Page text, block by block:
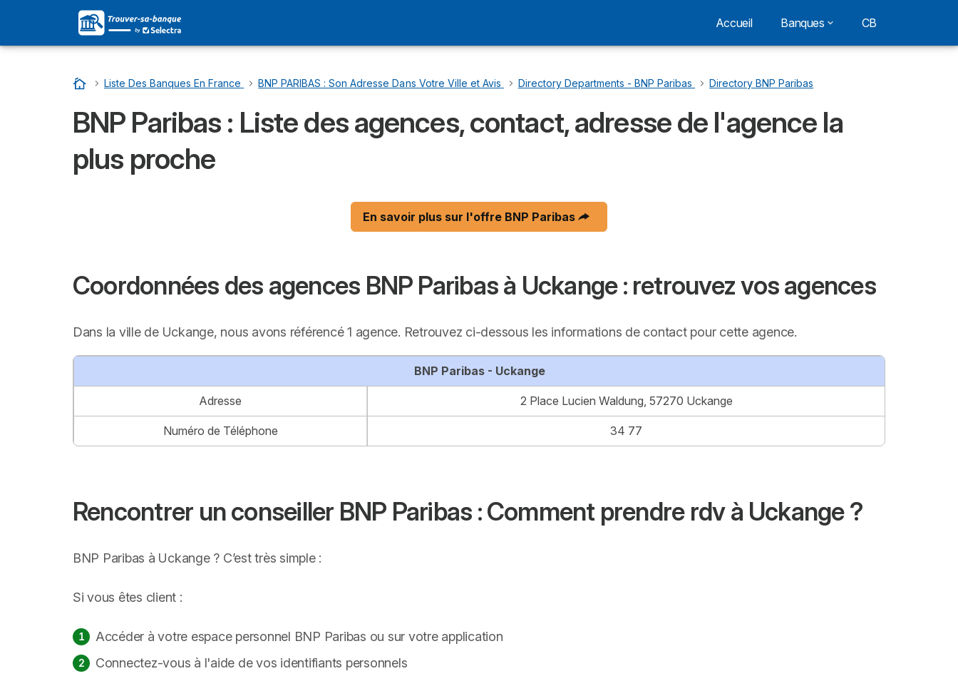
Accueil Banques CB
Accueil
…
Liste Des Banques En France …
BNP PARIBAS : Son Adresse Dans Votre Ville et Avis …
Directory Departments - BNP Paribas …
Directory BNP Paribas
BNP Paribas : Liste des agences, contact, adresse de l'agence la
plus proche
En savoir plus sur l'offre BNP Paribas
Coordonnées des agences BNP Paribas à Uckange : retrouvez vos agences
Dans la ville de Uckange, nous avons référencé 1 agence. Retrouvez ci-dessous les informations de contact pour cette agence.
BNP Paribas - Uckange
Adresse 2 Place Lucien Waldung, 57270 Uckange
Numéro de Téléphone 34 77
Rencontrer un conseiller BNP Paribas : Comment prendre rdv à Uckange ?
BNP Paribas à Uckange ? C’est très simple :
Si vous êtes client :
Accéder à votre espace personnel BNP Paribas ou sur votre application
Connectez-vous à l'aide de vos identifiants personnels